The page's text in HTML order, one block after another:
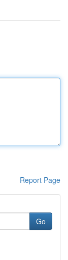
Report Page
Go